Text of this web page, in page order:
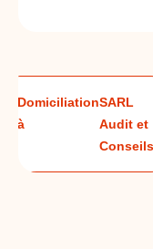
Domiciliation
à
SARL
Audit et
Conseils